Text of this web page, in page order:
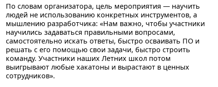
По словам организатора, цель мероприятия — научить
людей не использованию конкретных инструментов, а
мышлению разработчика: «Нам важно, чтобы участники
научились задаваться правильными вопросами,
самостоятельно искать ответы, быстро осваивать ПО и
решать с его помощью свои задачи, быстро строить
команду. Участники наших Летних школ потом
выигрывают любые хакатоны и вырастают в ценных
сотрудников».